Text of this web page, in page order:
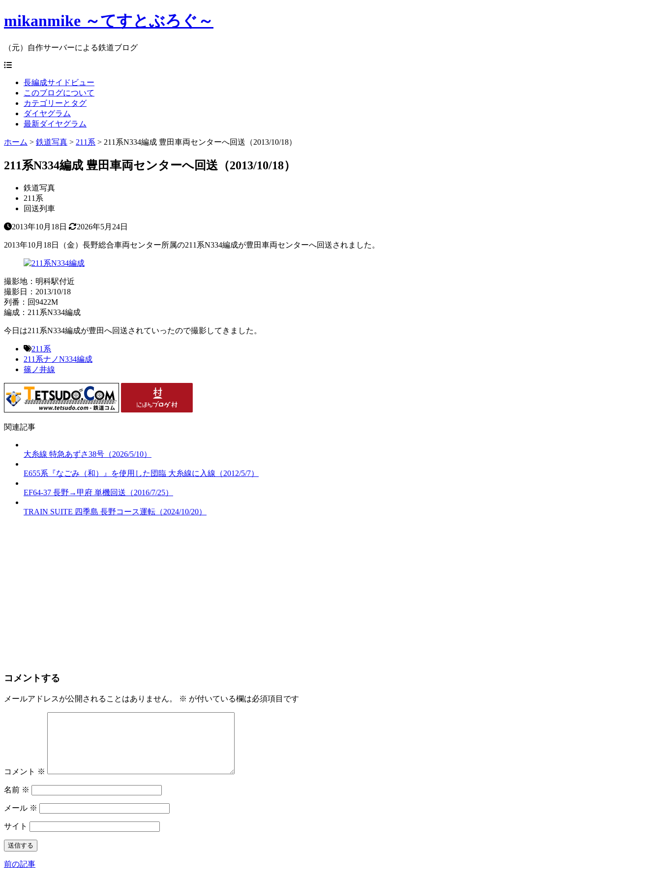
mikanmike ～てすとぶろぐ～
（元）自作サーバーによる鉄道ブログ
長編成サイドビュー
このブログについて
カテゴリーとタグ
ダイヤグラム
最新ダイヤグラム
ホーム > 鉄道写真 > 211系 > 211系N334編成 豊田車両センターへ回送（2013/10/18）
211系N334編成 豊田車両センターへ回送（2013/10/18）
鉄道写真
211系
回送列車
2013年10月18日 2026年5月24日
2013年10月18日（金）長野総合車両センター所属の211系N334編成が豊田車両センターへ回送されました。
撮影地：明科駅付近
撮影日：2013/10/18
列番：回9422M
編成：211系N334編成
今日は211系N334編成が豊田へ回送されていったので撮影してきました。
211系
211系ナノN334編成
篠ノ井線
関連記事
大糸線 特急あずさ38号（2026/5/10）
E655系『なごみ（和）』を使用した団臨 大糸線に入線（2012/5/7）
EF64-37 長野→甲府 単機回送（2016/7/25）
TRAIN SUITE 四季島 長野コース運転（2024/10/20）
コメントする
メールアドレスが公開されることはありません。 ※ が付いている欄は必須項目です
コメント ※
名前 ※
メール ※
サイト
前の記事